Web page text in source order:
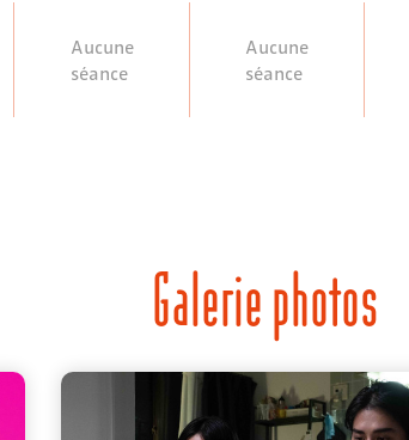
Aucune
séance
Aucune
séance
Galerie photos